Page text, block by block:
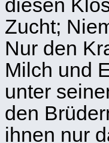
diesen
Zucht;
Nur den
Milch und
unter
den
ihnen nur